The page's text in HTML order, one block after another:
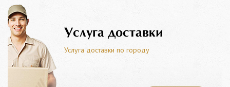
Услуга доставки
Услуга доставки по городу